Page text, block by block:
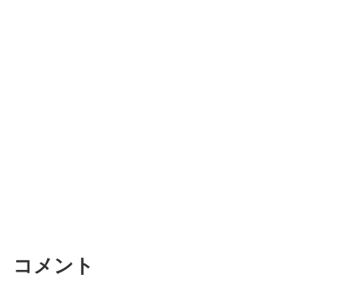
コメント